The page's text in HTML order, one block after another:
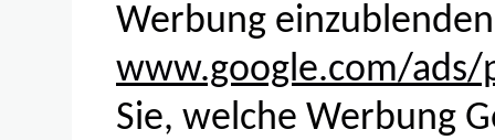
Werbung
www.google.com/
Sie, welche Werbung